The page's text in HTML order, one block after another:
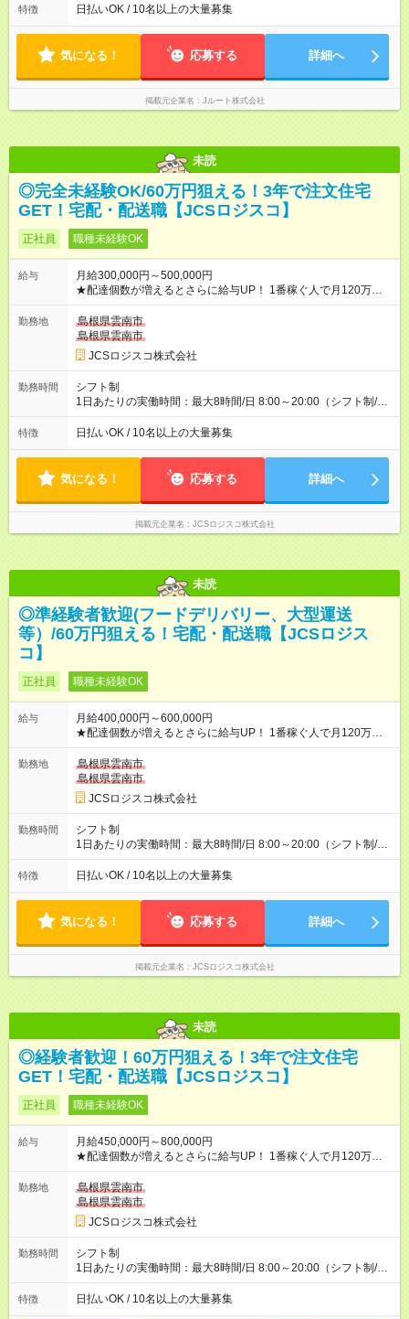
案件により多少の前後あり ※配達が完了次第、帰社OKです
特徴 日払いOK / 10名以上の大量募集
気になる！ 応募する 詳細へ
掲載元企業名 Jルート株式会社
未読
◎完全未経験OK/60万円狙える！3年で注文住宅
GET！宅配・配送職【JCSロジスコ】
正社員 職種未経験OK
給与
月給300,000円～500,000円
★配達個数が増えるとさらに給与UP！ 1番稼ぐ人で月120万ほ
ど！ ・主要都市エリア 月収55万円／週5日稼働 月収65万~112
万円／週6日稼働 ・地方郊外エリア 月収40万円／週5日稼働 月
収40万円~50万円／週6日稼働 ＜モデルイメージ＞ ■月収50万
円 (27歳男性/江東区在住)※元建築関係 1日150個配達×25日勤務
(日休み) ■月収80万円(43歳男性/墨田区在住)※元営業 1日200個
勤務地
島根県雲南市
島根県雲南市
JCSロジスコ株式会社
勤務時間
シフト制
1日あたりの実働時間：最大8時間/日 8:00～20:00（シフト制/実
働8時間） ※週5日勤務（場所次第では週4も有り） ※配達状況に
よって時間外での勤務可能性有り ※案件により多少の前後あり
特徴 日払いOK / 10名以上の大量募集
気になる！ 応募する 詳細へ
掲載元企業名 JCSロジスコ株式会社
未読
◎準経験者歓迎(フードデリバリー、大型運送
等）/60万円狙える！宅配・配送職【JCSロジス
コ】
正社員 職種未経験OK
給与
月給400,000円～600,000円
★配達個数が増えるとさらに給与UP！ 1番稼ぐ人で月120万ほ
ど！ ・主要都市エリア 月収55万円／週5日稼働 月収65万~112
万円／週6日稼働 ・地方郊外エリア 月収40万円／週5日稼働 月
収40万円~50万円／週6日稼働 ＜モデルイメージ＞ ■月収50万
円 (27歳男性/江東区在住)※元建築関係 1日150個配達×25日勤務
(日休み) ■月収80万円(43歳男性/墨田区在住)※元営業 1日200個
勤務地
島根県雲南市
島根県雲南市
JCSロジスコ株式会社
勤務時間
シフト制
1日あたりの実働時間：最大8時間/日 8:00～20:00（シフト制/実
働8時間） ※週5日勤務（場所次第では週4も有り） ※配達状況に
よって時間外での勤務可能性有り ※案件により多少の前後あり
特徴 日払いOK / 10名以上の大量募集
気になる！ 応募する 詳細へ
掲載元企業名 JCSロジスコ株式会社
未読
◎経験者歓迎！60万円狙える！3年で注文住宅
GET！宅配・配送職【JCSロジスコ】
正社員 職種未経験OK
給与
月給450,000円～800,000円
★配達個数が増えるとさらに給与UP！ 1番稼ぐ人で月120万ほ
ど！ ・主要都市エリア 月収55万円／週5日稼働 月収65万~112
万円／週6日稼働 ・地方郊外エリア 月収40万円／週5日稼働 月
収40万円~50万円／週6日稼働 ＜モデルイメージ＞ ■月収50万
円 (27歳男性/江東区在住)※元建築関係 1日150個配達×25日勤務
(日休み) ■月収80万円(43歳男性/墨田区在住)※元営業 1日200個
勤務地
島根県雲南市
島根県雲南市
JCSロジスコ株式会社
勤務時間
シフト制
1日あたりの実働時間：最大8時間/日 8:00～20:00（シフト制/実
働8時間） ※週5日勤務（場所次第では週4も有り） ※配達状況に
よって時間外での勤務可能性有り ※案件により多少の前後あり
特徴 日払いOK / 10名以上の大量募集